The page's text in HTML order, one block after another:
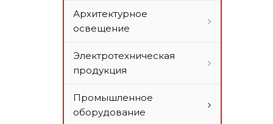
Архитектурное
освещение
Электротехническая
продукция
Промышленное
оборудование